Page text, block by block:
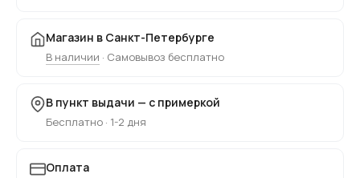
Магазин в Санкт-Петербурге
В наличии · Самовывоз бесплатно
В пункт выдачи — с примеркой
Бесплатно · 1-2 дня
Оплата